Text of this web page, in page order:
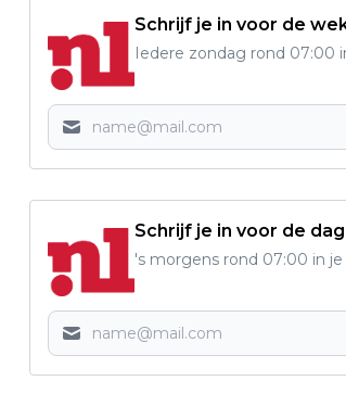
Schrijf je in voor de
Iedere zondag rond 07:00
Schrijf je in voor de
's morgens rond 07:00 in